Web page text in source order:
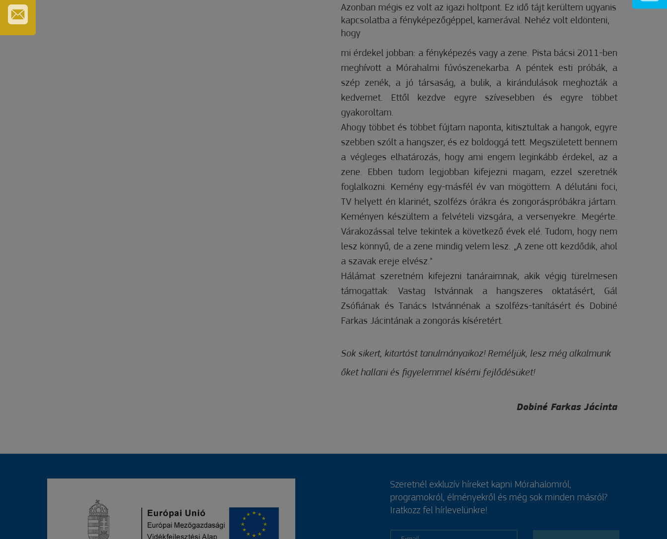
ÉS
TURISZTIKAI
KÁRTYA
Azonban mégis ez volt az igazi holtpont. Ez idő tájt kerültem ugyanis
kapcsolatba a fényképezőgéppel, kamerával. Nehéz volt eldönteni,
hogy
mi érdekel jobban: a fényképezés vagy a zene. Pista bácsi 2011-ben
meghívott a Mórahalmi fúvószenekarba. A péntek esti próbák, a
szép zenék, a jó társaság, a bulik, a kirándulások meghozták a
kedvemet. Ettől kezdve egyre szívesebben és egyre többet
gyakoroltam.
Ahogy többet és többet fújtam naponta, kitisztultak a hangok, egyre
szebben szólt a hangszer, és ez boldoggá tett. Megszületett bennem
a végleges elhatározás, hogy ami engem leginkább érdekel, az a
zene. Ebben tudom legjobban kifejezni magam, ezzel szeretnék
foglalkozni. Kemény egy-másfél év van mögöttem. A délutáni foci,
TV helyett én klarinét, szolfézs órákra és zongoráspróbákra jártam.
Keményen készültem a felvételi vizsgára, a versenyekre. Megérte.
Várakozással telve tekintek a következő évek elé. Tudom, hogy nem
lesz könnyű, de a zene mindig velem lesz. „A zene ott kezdődik, ahol
a szavak ereje elvész."
Hálámat szeretném kifejezni tanáraimnak, akik végig türelmesen
támogattak: Vastag Istvánnak a hangszeres oktatásért, Gál
Zsófiának és Tanács Istvánnénak a szolfézs-tanításért és Dobiné
Farkas Jácintának a zongorás kíséretért.
Sok sikert, kitartást tanulmányaikoz! Reméljük, lesz még alkalmunk
őket hallani és figyelemmel kísérni fejlődésüket!
Dobiné Farkas Jácinta
Szeretnél exkluzív híreket kapni Mórahalomról,
programokról, élményekről és még sok minden másról?
Iratkozz fel hírlevelünkre!